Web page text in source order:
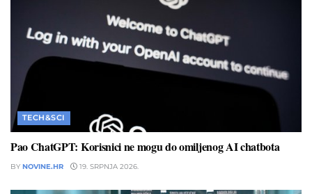
TECH&SCI
Pao ChatGPT: Korisnici ne mogu do omiljenog AI chatbota
BY NOVINE.HR 19. SRPNJA 2026.